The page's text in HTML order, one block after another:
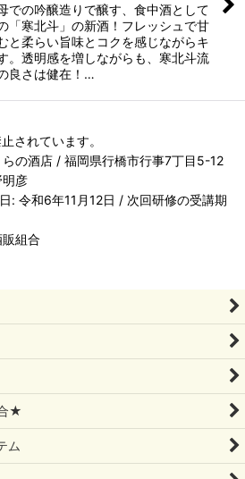
での吟醸造りで醸す、食中酒として
「寒北斗」の新酒！フレッシュで甘
と柔らい旨味とコクを感じながらキ
。透明感を増しながらも、寒北斗流
良さは健在！…
されています。
の酒店 / 福岡県行橋市行事7丁目5-12
彦
: 令和6年11月12日 / 次回研修の受講期
組合
★
ム